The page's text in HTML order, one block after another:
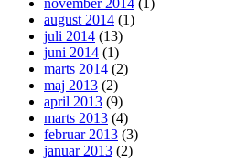
november 2014 (1)
august 2014 (1)
juli 2014 (13)
juni 2014 (1)
marts 2014 (2)
maj 2013 (2)
april 2013 (9)
marts 2013 (4)
februar 2013 (3)
januar 2013 (2)